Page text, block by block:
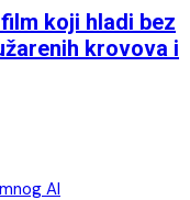
koji hladi bez
krovova i